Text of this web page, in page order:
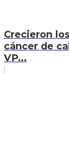
Crecieron
cáncer de
VP...